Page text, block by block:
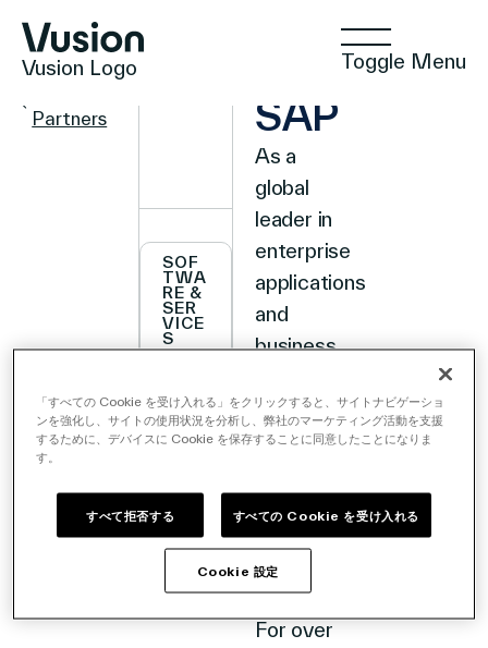
Vusion Logo Toggle Menu
テクノロジー
ソリューション
インサイト
Partners
SOF
TWA
RE &
SER
VICE
S
ATE
GIC
TEC
HNO
SAP
As a
global
leader in
enterprise
applications
and
business
(NYSE:SAP)
stands at
business
and
technology.
For over
「すべての Cookie を受け入れる」をクリックすると、サイトナビゲーショ
ンを強化し、サイトの使用状況を分析し、弊社のマーケティング活動を支援
するために、デバイスに Cookie を保存することに同意したことになりま
す。
すべて拒否する すべての Cookie を受け入れる
Cookie 設定